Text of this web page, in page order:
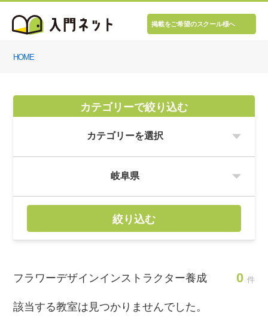
掲載をご希望のスクール様へ
HOME
カテゴリーで絞り込む
絞り込む
フラワーデザインインストラクター養成 0 件
該当する教室は見つかりませんでした。